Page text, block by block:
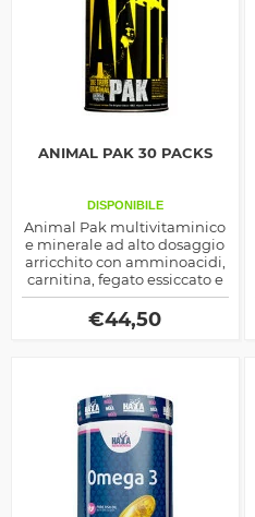
ANIMAL PAK 30 PACKS
DISPONIBILE
Animal Pak multivitaminico
e minerale ad alto dosaggio
arricchito con amminoacidi,
carnitina, fegato essiccato e
molti altri estratti vegetali
anche adattogeni
€44,50